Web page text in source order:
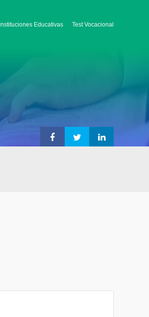
Instituciones Educativas Test Vocacional